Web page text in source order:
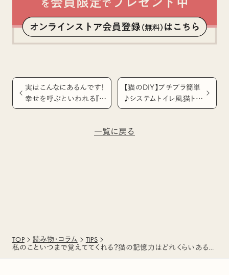
実はこんなにあるんです！
幸せを呼ぶといわれる『幸
福猫』の柄や特徴
一覧に戻る
【猫のDIY】プチプラ簡単
♪システムトイレ風猫トイ
レ&トイレカバー
TOP 読み物・コラム
TIPS
私のこといつまで覚えててくれる？猫の記憶力はどれくらいあるの？